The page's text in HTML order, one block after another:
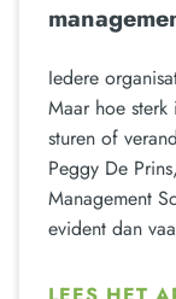
Iedere
Maar hoe
sturen of
Peggy De
Management
evident dan